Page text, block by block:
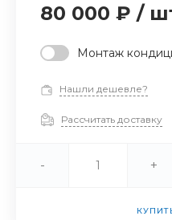
80 000 ₽ /
Монтаж
Нашли дешевле?
Рассчитать доставку
- +